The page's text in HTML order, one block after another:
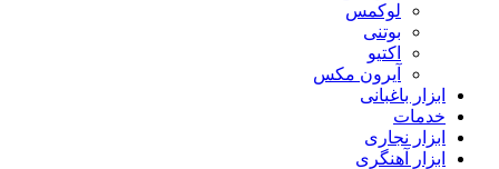
لوکمس
بوتنی
اکتیو
آیرون مکس
ابزار باغبانی
خدمات
ابزار نجاری
ابزار آهنگری